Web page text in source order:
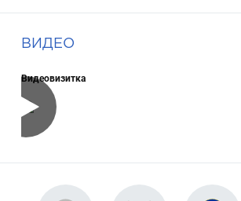
ВИДЕО
Видеовизитка